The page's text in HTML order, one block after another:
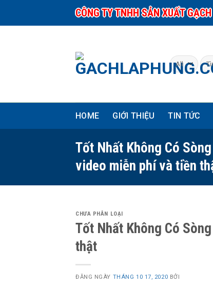
CÔNG TY TNHH SẢN XUẤT
Tìm
HOME GIỚI THIỆU TIN TỨC
Tốt Nhất Không Có
video miễn phí và tiền
CHƯA PHÂN LOẠI
Tốt Nhất Không Có
thật
ĐĂNG NGÀY THÁNG 10 17, 2020 BỞI